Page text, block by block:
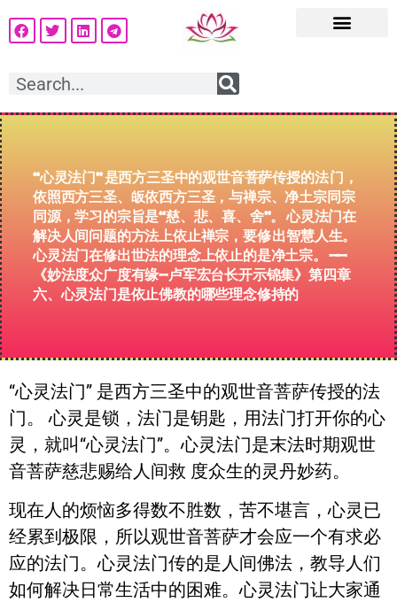
“心灵法门” 是西方三圣中的观世音菩萨传授的法 门，
依照西方三圣、皈依西方三圣，与禅宗、净土宗同宗
同源，学习的宗旨是“慈、悲、喜、舍”。 心灵法门在
解决人间问题的方法上依止禅宗，要修 出智慧人生。
心灵法门在修出世法的理念上依止的是净土宗。 ——
《妙法度众广度有缘—卢军宏台长开示锦集》第四章
六、心灵法门是依止佛教的哪些理念修持的
佛说“出世间法”，实际上出世间法分成大乘佛法和小乘佛法。这就是人
家经常要问你们的：“你们心灵法门是大乘佛法，还是小乘佛法？”其实
我们这个心灵法门是属于大乘佛法，是救度众生，是利他的，不是利己
的。小乘佛法主要是修自己，大乘佛法是帮助别人、救度众生。大乘佛
法是从人间实际出发去帮助别人，小乘佛法是方便法，是救苦人间、救
难世间。比方说，你们刚刚到东方电台来学佛，“师父，我家里不好
啊”，师父教你们念经、念经文组合，家里就会好起来的，你的癌症会
好的，实际上这个就是把你们引进佛门，这就是小乘佛法；有些家里没
有问题的听众跑过来跟师父说“台长，我要学佛”，那师父就教这个人要
好好修，要放得下，以后要修出六道，要到四圣道去，这个就是大乘佛
法。 大乘佛法是超出六道、离苦得乐，小乘佛法是救苦人间、救难世
间，所以心灵法门归属于大乘佛法。
“心灵法门” 是西方三圣中的观世音菩萨传授的法
门。 心灵是锁，法门是钥匙，用法门打开你的心
灵，就叫“心灵法门”。心灵法门是末法时期观世
音菩萨慈悲赐给人间救 度众生的灵丹妙药。
现在人的烦恼多得数不胜数，苦不堪言，心灵已
经累到极限，所以观世音菩萨才会应一个有求必
应的法门。心灵法门传的是人间佛法，教导人们
如何解决日常生活中的困难。心灵法门让大家通